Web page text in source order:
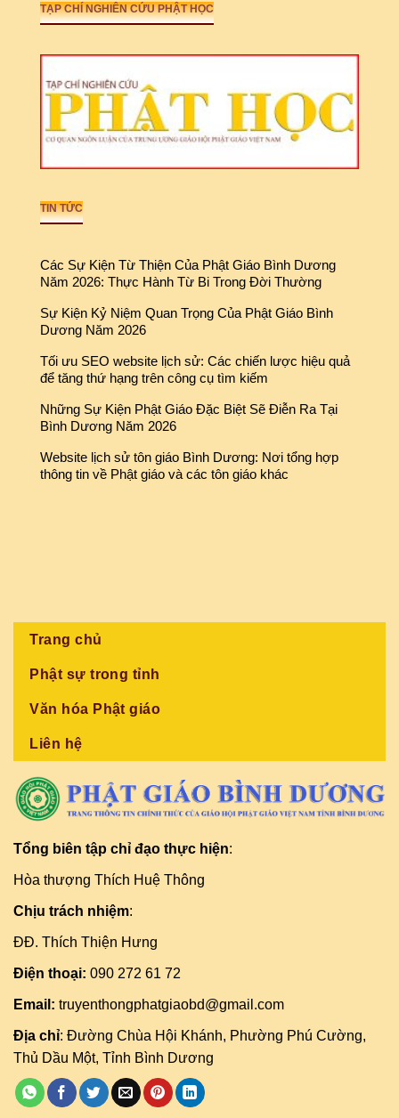
TẠP CHÍ NGHIÊN CỨU PHẬT HỌC
TIN TỨC
Các Sự Kiện Từ Thiện Của Phật Giáo Bình Dương
Năm 2026: Thực Hành Từ Bi Trong Đời Thường
Sự Kiện Kỷ Niệm Quan Trọng Của Phật Giáo Bình
Dương Năm 2026
Tối ưu SEO website lịch sử: Các chiến lược hiệu quả
để tăng thứ hạng trên công cụ tìm kiếm
Những Sự Kiện Phật Giáo Đặc Biệt Sẽ Điễn Ra Tại
Bình Dương Năm 2026
Website lịch sử tôn giáo Bình Dương: Nơi tổng hợp
thông tin về Phật giáo và các tôn giáo khác
Trang chủ
Phật sự trong tỉnh
Văn hóa Phật giáo
Liên hệ
Tổng biên tập chỉ đạo thực hiện:
Hòa thượng Thích Huệ Thông
Chịu trách nhiệm:
ĐĐ. Thích Thiện Hưng
Điện thoại: 090 272 61 72
Email: truyenthongphatgiaobd@gmail.com
Địa chỉ: Đường Chùa Hội Khánh, Phường Phú Cường,
Thủ Dầu Một, Tỉnh Bình Dương